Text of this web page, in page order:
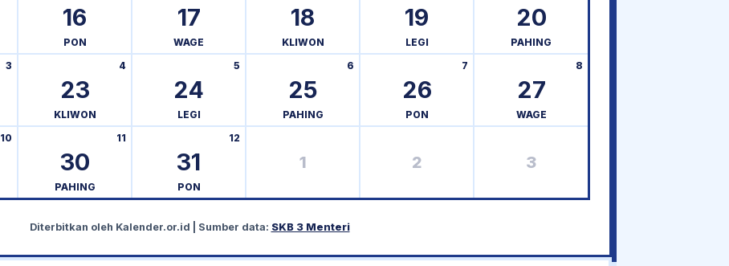
16
PON
17
WAGE
18
KLIWON
19
LEGI
20
PAHING
3
23
4
KLIWON
24
5
LEGI
25
6
PAHING
26
7
PON
27
8
WAGE
10
30
11
PAHING
31
12
PON
1 2 3
Diterbitkan oleh Kalender.or.id | Sumber data: SKB 3 Menteri